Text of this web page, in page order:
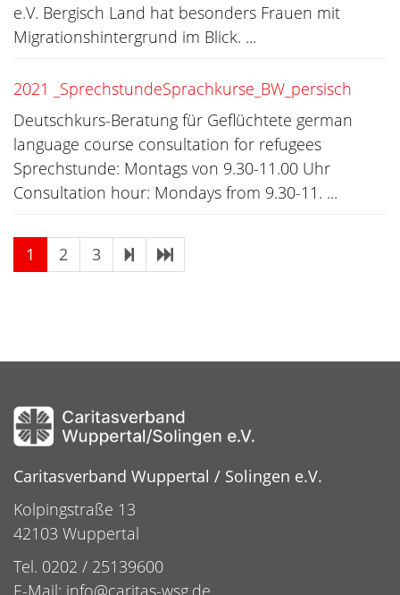
e.V. Bergisch Land hat besonders Frauen mit
Migrationshintergrund im Blick. ...
2021 _SprechstundeSprachkurse_BW_persisch
Deutschkurs-Beratung für Geflüchtete german
language course consultation for refugees
Sprechstunde: Montags von 9.30-11.00 Uhr
Consultation hour: Mondays from 9.30-11. ...
1 2 3
Caritasverband Wuppertal / Solingen e.V.
Kolpingstraße 13
42103 Wuppertal
Tel. 0202 / 25139600